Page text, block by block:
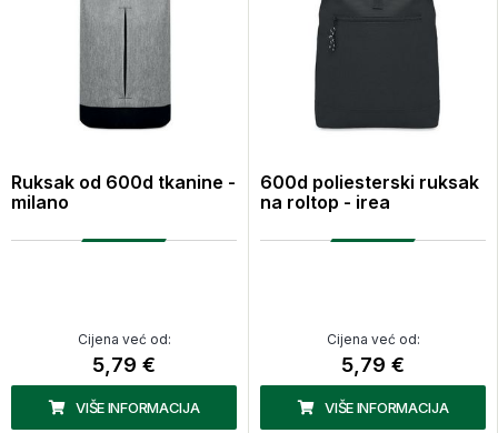
Ruksak od 600d tkanine -
milano
Cijena već od:
5,79 €
VIŠE INFORMACIJA
600d poliesterski ruksak
na roltop - irea
Cijena već od:
5,79 €
VIŠE INFORMACIJA